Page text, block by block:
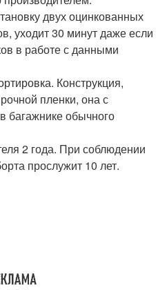
двух оцинкованных
уходит 30 минут даже если
в работе с данными
Конструкция,
пленки, она с
багажнике обычного
2 года. При соблюдении
прослужит 10 лет.